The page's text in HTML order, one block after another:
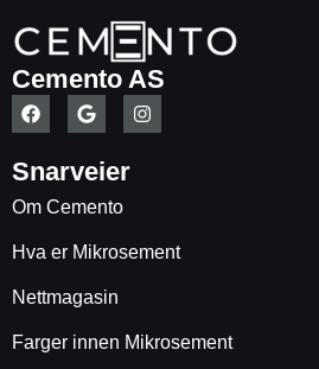
Cemento AS
Snarveier
Om Cemento
Hva er Mikrosement
Nettmagasin
Farger innen Mikrosement